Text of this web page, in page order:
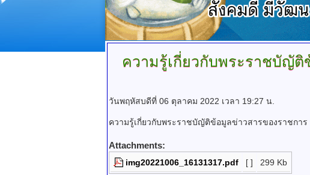
ความรู้เกี่ยวกับพระราชบัญั
วันพฤหัสบดีที่ 06 ตุลาคม 2022 เวลา 19:27 น.
ความรู้เกี่ยวกับพระราชบัญัติข้อมูลข่าวสารของราชกา
Attachments:
img20221006_16131317.pdf [ ] 299 Kb